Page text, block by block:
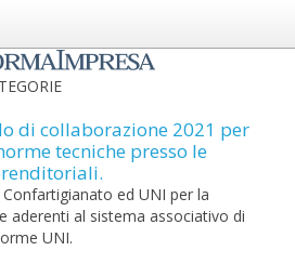
di collaborazione 2021 per
tecniche presso le
ed UNI per la
aderenti al sistema associativo di
UNI.